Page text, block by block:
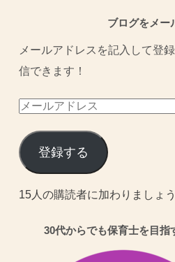
ブログをメー
メールアドレスを記入して登
信できます！
メ
ル
ア
ド
登録する
15人の購読者に加わりましょう
30代からでも保育士を目指